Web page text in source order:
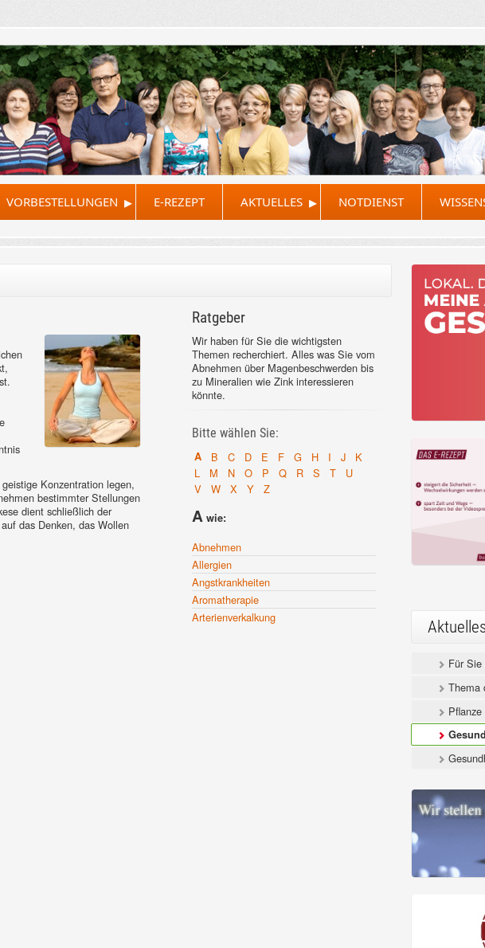
VORBESTELLUNGEN ▸ E-REZEPT AKTUELLES ▸ NOTDIENST
Ratgeber
Wir haben für Sie die wichtigsten
Themen recherchiert. Alles was Sie vom
Abnehmen über Magenbeschwerden bis
zu Mineralien wie Zink interessieren
könnte.
Bitte wählen Sie:
A B C D E F G H I J
K
L
M N O P Q R S T
U
V
W X Y Z
A wie:
Abnehmen
Allergien
Angstkrankheiten
Aromatherapie
Arterienverkalkung
Konzentration legen,
bestimmter Stellungen
dient schließlich der
das Denken, das Wollen
Für Sie
Thema